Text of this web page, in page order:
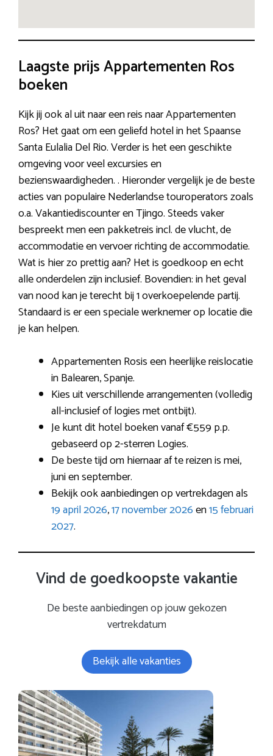
Laagste prijs Appartementen Ros
boeken
Kijk jij ook al uit naar een reis naar Appartementen
Ros? Het gaat om een geliefd hotel in het Spaanse
Santa Eulalia Del Rio. Verder is het een geschikte
omgeving voor veel excursies en
bezienswaardigheden. . Hieronder vergelijk je de beste
acties van populaire Nederlandse touroperators zoals
o.a. Vakantiediscounter en Tjingo. Steeds vaker
bespreekt men een pakketreis incl. de vlucht, de
accommodatie en vervoer richting de accommodatie.
Wat is hier zo prettig aan? Het is goedkoop en echt
alle onderdelen zijn inclusief. Bovendien: in het geval
van nood kan je terecht bij 1 overkoepelende partij.
Standaard is er een speciale werknemer op locatie die
je kan helpen.
Appartementen Rosis een heerlijke reislocatie
in Balearen, Spanje.
Kies uit verschillende arrangementen (volledig
all-inclusief of logies met ontbijt).
Je kunt dit hotel boeken vanaf €559 p.p.
gebaseerd op 2-sterren Logies.
De beste tijd om hiernaar af te reizen is mei,
juni en september.
Bekijk ook aanbiedingen op vertrekdagen als
19 april 2026,17 november 2026en15 februari
2027.
Vind de goedkoopste vakantie
De beste aanbiedingen op jouw gekozen
vertrekdatum
Bekijk alle vakanties